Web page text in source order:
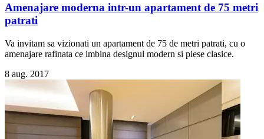
Amenajare moderna intr-un apartament de 75 metri
patrati
Va invitam sa vizionati un apartament de 75 de metri patrati, cu o
amenajare rafinata ce imbina designul modern si piese clasice.
8 aug. 2017